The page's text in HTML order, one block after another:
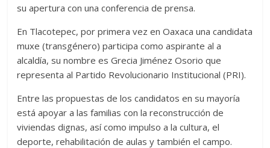
su apertura con una conferencia de prensa.
En Tlacotepec, por primera vez en Oaxaca una candidata
muxe (transgénero) participa como aspirante al a
alcaldía, su nombre es Grecia Jiménez Osorio que
representa al Partido Revolucionario Institucional (PRI).
Entre las propuestas de los candidatos en su mayoría
está apoyar a las familias con la reconstrucción de
viviendas dignas, así como impulso a la cultura, el
deporte, rehabilitación de aulas y también el campo.